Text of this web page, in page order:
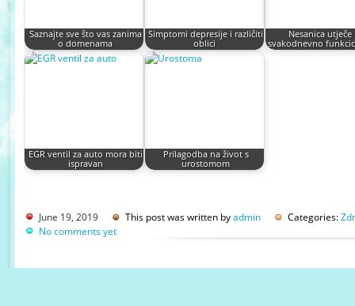
Saznajte sve što vas zanima
o domenama
Simptomi depresije i različiti
oblici
Nesanica utječe
svakodnevno
EGR ventil za auto mora biti
ispravan
Prilagodba na život s
urostomom
June 19, 2019 This post was written byadmin Categories:
No comments yet